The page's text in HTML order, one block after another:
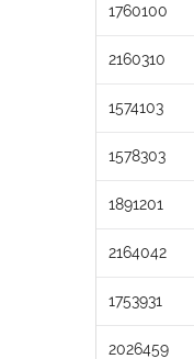
1760100
2160310
1574103
1578303
1891201
2164042
1753931
2026459